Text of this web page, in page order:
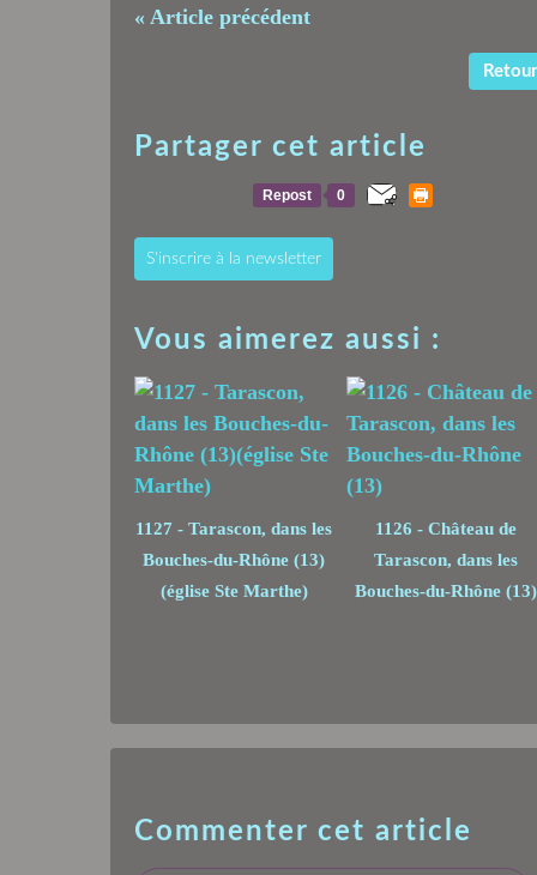
« Article précédent
Partager cet article
Repost 0
S'inscrire à la newsletter
Vous aimerez aussi :
1127 - Tarascon, dans les
Bouches-du-Rhône (13)
(église Ste Marthe)
1126 - Château de
Tarascon, dans les
Bouches-du-Rhône (13)
Commenter cet article